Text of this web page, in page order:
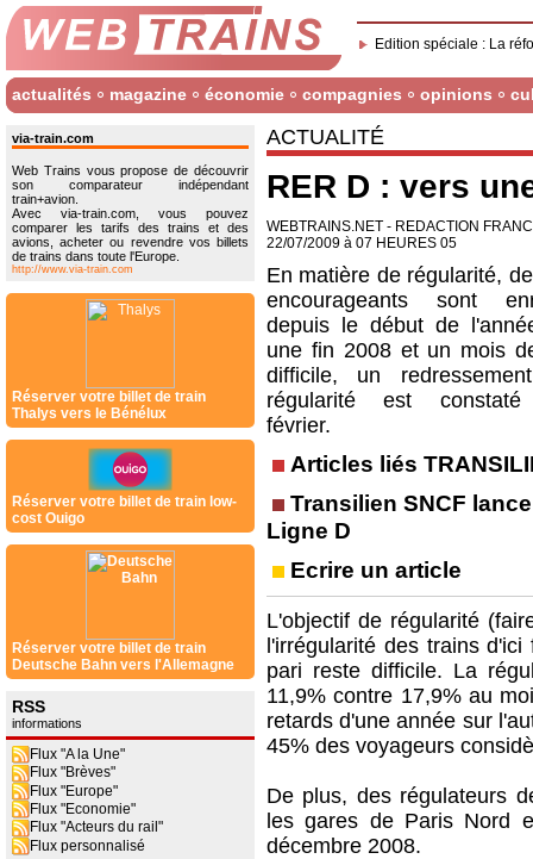
Edition spéciale : La
actualités magazine économie compagnies opinions
via-train.com
Web Trains vous propose de découvrir
son comparateur indépendant
train+avion.
Avec via-train.com, vous pouvez
comparer les tarifs des trains et des
avions, acheter ou revendre vos billets
de trains dans toute l'Europe.
http://www.via-train.com
Réserver votre billet de train
Thalys vers le Bénélux
Réserver votre billet de train low-
cost Ouigo
Réserver votre billet de train
Deutsche Bahn vers l'Allemagne
RSS
informations
Flux "A la Une"
Flux "Brèves"
Flux "Europe"
Flux "Economie"
Flux "Acteurs du rail"
Flux personnalisé
ACTUALITÉ
RER D : vers
WEBTRAINS.NET - REDACTION
22/07/2009 à 07 HEURES 05
En matière de régularité,
encourageants sont
depuis le début de
une fin 2008 et un mois
difficile, un
régularité est constaté
février.
Articles liés
Transilien SNCF
Ligne D
Ecrire un article
L'objectif de régularité
l'irrégularité des trains
pari reste difficile. La
11,9% contre 17,9% au
retards d'une année sur
45% des voyageurs
De plus, des régulateurs
les gares de Paris Nord
décembre 2008.